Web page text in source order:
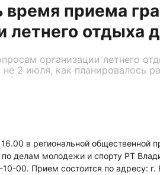
время приема
летнего отдыха
организации летнего
2 июля, как планировалось
в региональной общественной
делам молодежи и спорту РТ
00. Прием состоится по адресу: г.